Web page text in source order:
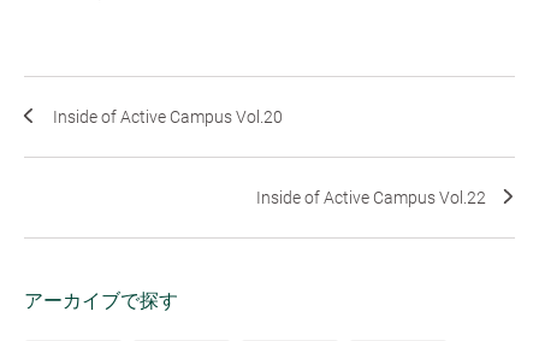
Inside of Active Campus Vol.20
Inside of Active Campus Vol.22
アーカイブで探す